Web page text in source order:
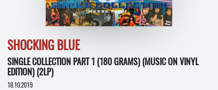
SHOCKING BLUE
SINGLE COLLECTION PART 1 (180 GRAMS) (MUSIC ON VINYL
EDITION) (2LP)
18.10.2019